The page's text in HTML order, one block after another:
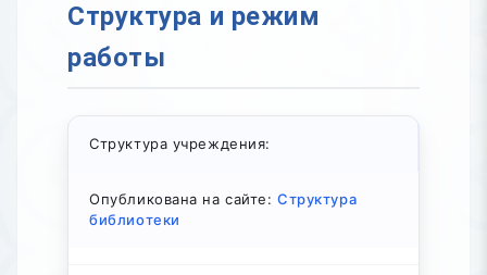
Структура и режим
работы
Структура учреждения:
Опубликована на сайте:Структура
библиотеки